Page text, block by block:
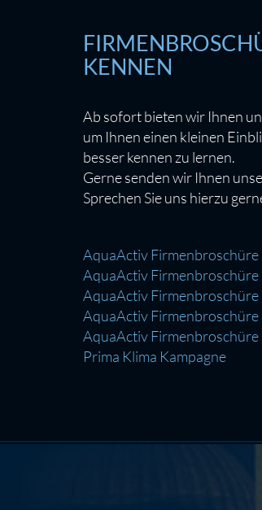
KENNEN
Ab sofort bieten wir Ihnen
um Ihnen einen kleinen
besser kennen zu lernen.
Gerne senden wir Ihnen
Sprechen Sie uns hierzu
AquaActiv Firmenbroschüre
AquaActiv Firmenbroschüre
AquaActiv Firmenbroschüre
AquaActiv Firmenbroschüre
AquaActiv
Prima Klima Kampagne